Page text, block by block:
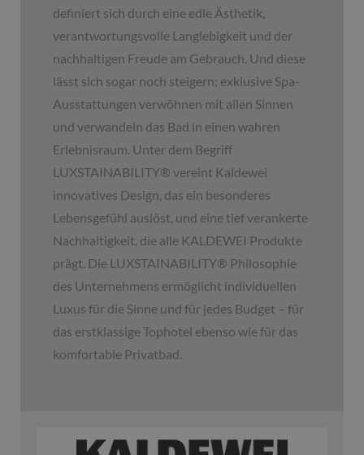
definiert sich durch eine edle Ästhetik,
verantwortungsvolle Langlebigkeit und der
nachhaltigen Freude am Gebrauch. Und diese
lässt sich sogar noch steigern: exklusive Spa-
Ausstattungen verwöhnen mit allen Sinnen
und verwandeln das Bad in einen wahren
Erlebnisraum. Unter dem Begriff
LUXSTAINABILITY® vereint Kaldewei
innovatives Design, das ein besonderes
Lebensgefühl auslöst, und eine tief verankerte
Nachhaltigkeit, die alle KALDEWEI Produkte
prägt. Die LUXSTAINABILITY® Philosophie
des Unternehmens ermöglicht individuellen
Luxus für die Sinne und für jedes Budget – für
das erstklassige Tophotel ebenso wie für das
komfortable Privatbad.